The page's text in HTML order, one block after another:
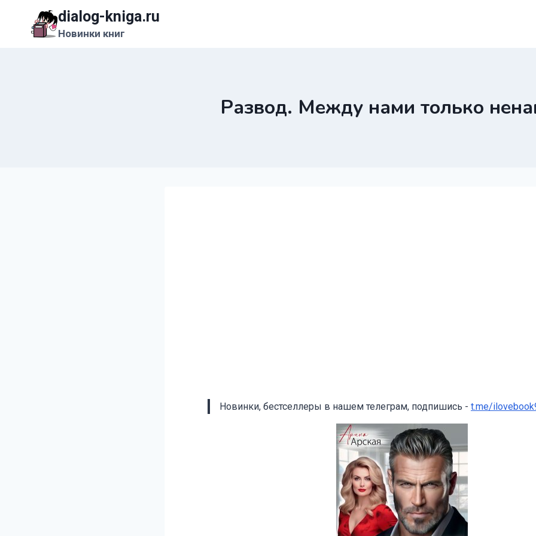
содержимому
dialog-kniga.ru
Новинки книг
Развод. Между нами только
Новинки, бестселлеры в нашем телеграм, подпишись - t.me/